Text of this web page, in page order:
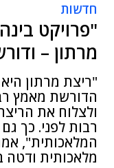
חדשות
"פרויקט
מרתון –
"ריצת מרתון
הדורשת מאמץ
ולצלוח את
רבות לפני. כך
המלאכותית",
מלאכותית ודטה